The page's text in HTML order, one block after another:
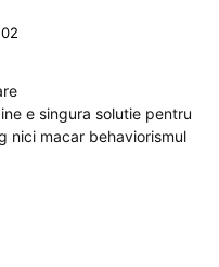
e singura solutie pentru
nici macar behaviorismul